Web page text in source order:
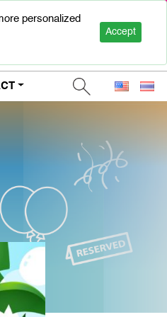
Accept
personalized
0-2947-5000